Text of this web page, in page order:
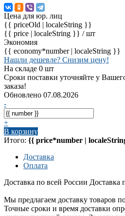
Цена для юр. лиц
{{ priceOld | localeString }}
{{ price | localeString }} / шт
Экономия
{{ economy*number | localeString }}
Нашли дешевле? Снизим цену!
На складе 0 шт
Сроки поставки уточняйте у
заказа!
Обновлено 07.08.2026
-
+
В корзину
Итого: {{ price*number |
Доставка
Оплата
Доставка по всей России Доставка
Мы предлагаем доставку товаров
Точные сроки и время доставки